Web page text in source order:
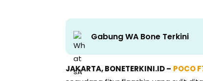
Gabung WA Bone Terkini
JAKARTA, BONETERKINI.ID – POCO